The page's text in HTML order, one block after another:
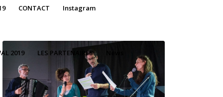
CONTACT Instagram
2019 LES PARTENAIRES